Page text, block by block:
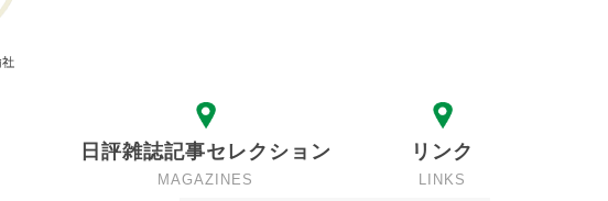
日評雑誌記事セレクション
MAGAZINES
リンク
LINKS